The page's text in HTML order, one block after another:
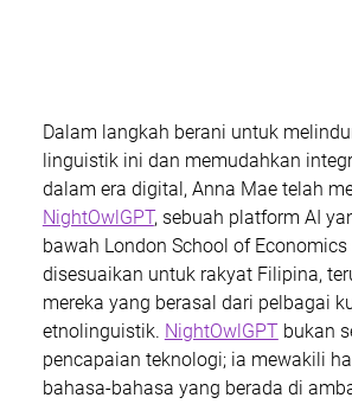
Dalam langkah berani untuk
linguistik ini dan memudahkan
dalam era digital, Anna Mae telah
NightOwlGPT, sebuah platform AI
bawah London School of Economics
disesuaikan untuk rakyat Filipina,
mereka yang berasal dari pelbagai
etnolinguistik. NightOwlGPT bukan
pencapaian teknologi; ia mewakili
bahasa-bahasa yang berada di